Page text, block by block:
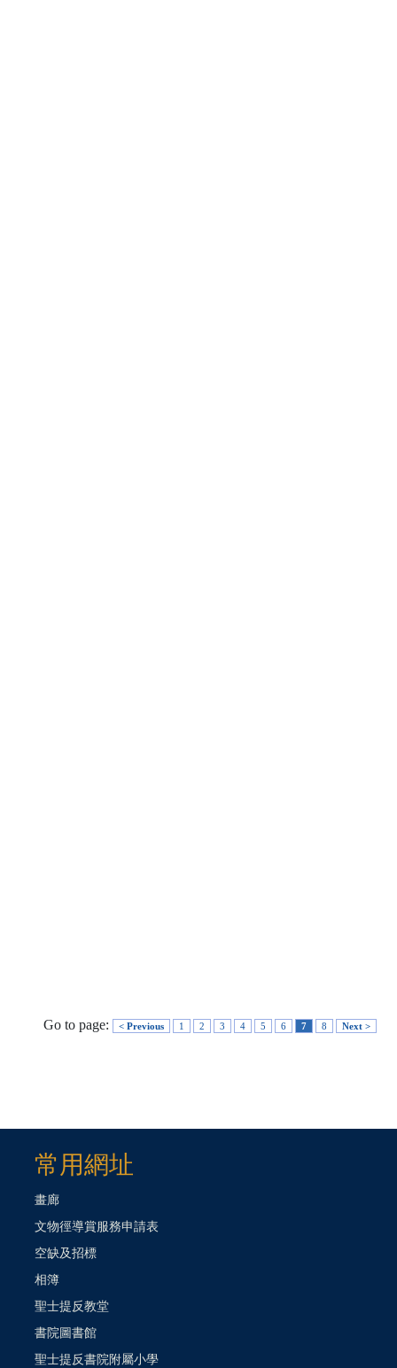
Go to page: < Previous 1 2 3 4 5 6 7 8 Next >
常用網址
畫廊
文物徑導賞服務申請表
空缺及招標
相簿
聖士提反教堂
書院圖書館
聖士提反書院附屬小學